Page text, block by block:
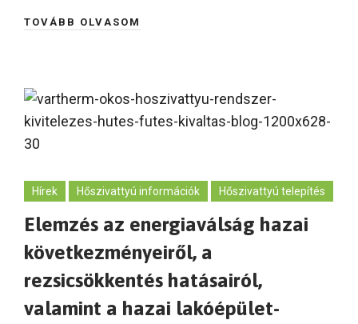
TOVÁBB OLVASOM
Hírek Hőszivattyú információk Hőszivattyú telepítés
Elemzés az energiaválság hazai
következményeiről, a
rezsicsökkentés hatásairól,
valamint a hazai lakóépület-